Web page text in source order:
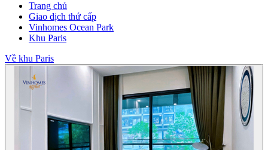
Trang chủ
Giao dịch thứ cấp
Vinhomes Ocean Park
Khu Paris
Về khu Paris